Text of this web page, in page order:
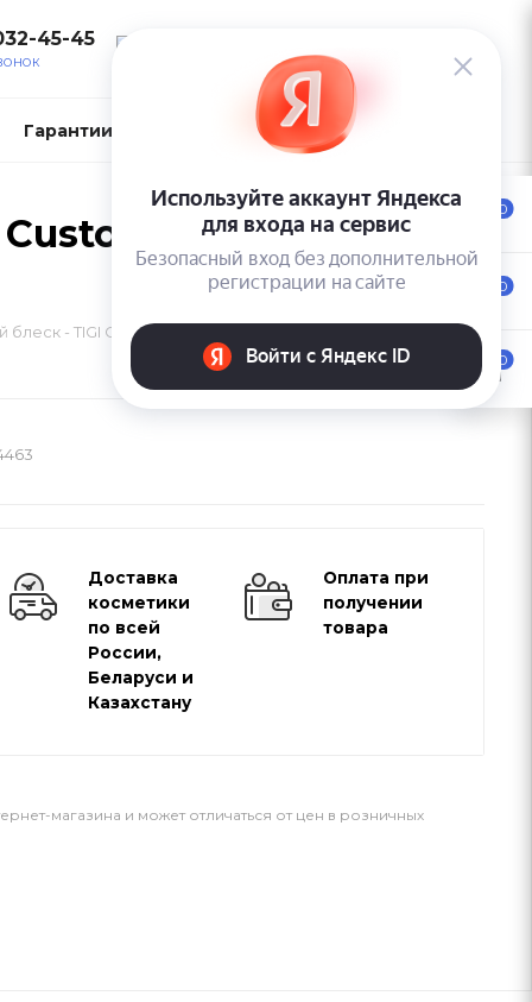
45-45
Гарантии и возврат Контакты
Care Shine
- TIGI Copyright Custom Care Shine Booster
Доставка
косметики
по всей
России,
Беларуси и
Казахстану
Оплата при
получении
товара
магазина и может отличаться от цен в розничных
0
0
0